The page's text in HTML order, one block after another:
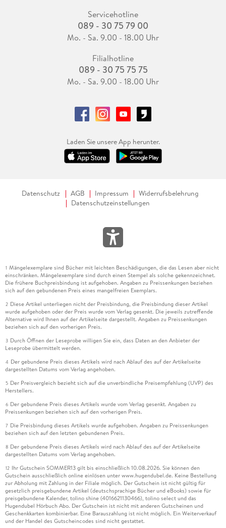
Servicehotline
089 - 30 75 79 00
Mo. - Sa. 9.00 - 18.00 Uhr
Filialhotline
089 - 30 75 75 75
Mo. - Sa. 9.00 - 18.00 Uhr
Laden Sie unsere App herunter.
Datenschutz AGB Impressum
Widerrufsbelehrung
Datenschutzeinstellungen
1 Mängelexemplare sind Bücher mit leichten Beschädigungen, die das Lesen aber nicht
einschränken. Mängelexemplare sind durch einen Stempel als solche gekennzeichnet.
Die frühere Buchpreisbindung ist aufgehoben. Angaben zu Preissenkungen beziehen
sich auf den gebundenen Preis eines mangelfreien Exemplars.
2 Diese Artikel unterliegen nicht der Preisbindung, die Preisbindung dieser Artikel
wurde aufgehoben oder der Preis wurde vom Verlag gesenkt. Die jeweils zutreffende
Alternative wird Ihnen auf der Artikelseite dargestellt. Angaben zu Preissenkungen
beziehen sich auf den vorherigen Preis.
3 Durch Öffnen der Leseprobe willigen Sie ein, dass Daten an den Anbieter der
Leseprobe übermittelt werden.
4 Der gebundene Preis dieses Artikels wird nach Ablauf des auf der Artikelseite
dargestellten Datums vom Verlag angehoben.
5 Der Preisvergleich bezieht sich auf die unverbindliche Preisempfehlung (UVP) des
Herstellers.
6 Der gebundene Preis dieses Artikels wurde vom Verlag gesenkt. Angaben zu
Preissenkungen beziehen sich auf den vorherigen Preis.
7 Die Preisbindung dieses Artikels wurde aufgehoben. Angaben zu Preissenkungen
beziehen sich auf den letzten gebundenen Preis.
8 Der gebundene Preis dieses Artikels wird nach Ablauf des auf der Artikelseite
dargestellten Datums vom Verlag angehoben.
12 Ihr Gutschein SOMMER13 gilt bis einschließlich 10.08.2026. Sie können den
Gutschein ausschließlich online einlösen unter www.hugendubel.de. Keine Bestellung
zur Abholung mit Zahlung in der Filiale möglich. Der Gutschein ist nicht gültig für
gesetzlich preisgebundene Artikel (deutschsprachige Bücher und eBooks) sowie für
preisgebundene Kalender, tolino shine (4016621130466), tolino select und das
Hugendubel Hörbuch Abo. Der Gutschein ist nicht mit anderen Gutscheinen und
Geschenkkarten kombinierbar. Eine Barauszahlung ist nicht möglich. Ein Weiterverkauf
und der Handel des Gutscheincodes sind nicht gestattet.